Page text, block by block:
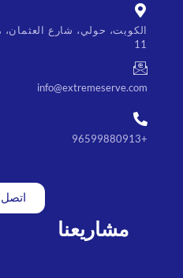
مشاريعنا
الكويت، حولي، شارع
11
info@extremeserve.com
+96599880913
اتصل